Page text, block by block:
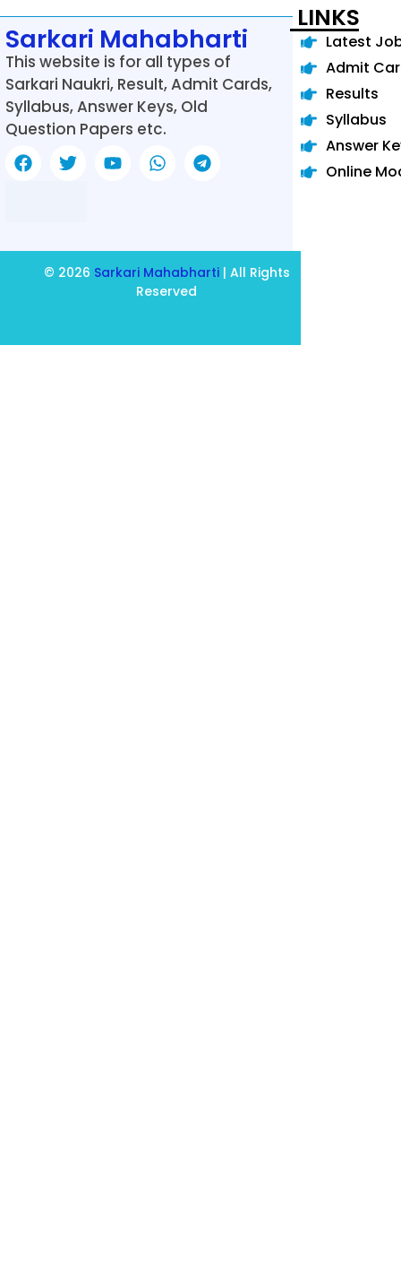
Sarkari Mahabharti
This website is for all types of
Sarkari Naukri, Result, Admit Cards,
Syllabus, Answer Keys, Old
Question Papers etc.
LINKS
Latest
Admit
Results
Syllabus
Answer
Online
© 2026 Sarkari Mahabharti| All Rights
Reserved